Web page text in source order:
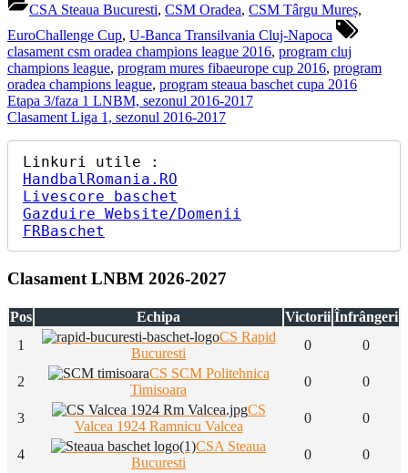
CSA Steaua Bucuresti, CSM Oradea, CSM Târgu Mureș,
EuroChallenge Cup, U-Banca Transilvania Cluj-Napoca
Tags:
clasament csm oradea champions league 2016, program cluj
champions league, program mures fibaeurope cup 2016, program
oradea champions league, program steaua baschet cupa 2016
Navigare
în
articole
Previous
Post:
Etapa 3/faza 1 LNBM, sezonul 2016-2017
Next
Clasament Liga 1, sezonul 2016-2017
HandbalRomania.RO
Livescore baschet
Gazduire Website/Domenii
FRBaschet
Clasament LNBM 2026-2027
Pos Echipa Victorii Înfrângeri
1
CS Rapid
Bucuresti
0 0
2
CS SCM Politehnica
Timisoara
0 0
3
CS
Valcea 1924 Ramnicu Valcea
0 0
4
CSA Steaua
Bucuresti
0 0